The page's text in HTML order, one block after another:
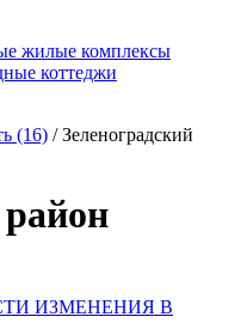
жилые комплексы
коттеджи
(16) /Зеленоградский
ИЗМЕНЕНИЯ В